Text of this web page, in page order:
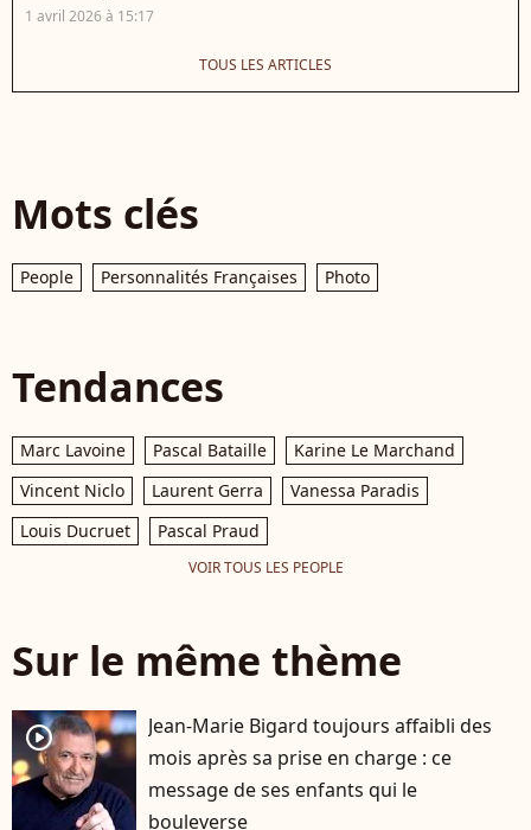
1 avril 2026 à 15:17
TOUS LES ARTICLES
Mots clés
People Personnalités Françaises Photo
Tendances
Marc Lavoine Pascal Bataille
Karine Le Marchand
Vincent Niclo
Laurent Gerra
Vanessa Paradis
Louis Ducruet
Pascal Praud
VOIR TOUS LES PEOPLE
Sur le même thème
player2
Jean-Marie Bigard toujours affaibli des
mois après sa prise en charge : ce
message de ses enfants qui le
bouleverse